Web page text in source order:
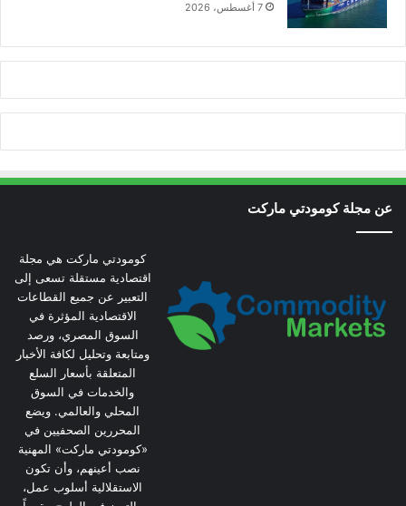
7 أغسطس، 2026
عن مجلة كومودتي ماركت
كومودتي ماركت هي مجلة
اقتصادية مستقلة تسعى إلى
التعبير عن جميع القطاعات
الاقتصادية المؤثرة في
السوق المصري، ورصد
ومتابعة وتحليل لكافة الأخبار
المتعلقة بأسعار السلع
والخدمات في السوق
المحلي والعالمي. ويضع
المحررين الصحفيين في
«كومودتي ماركت» المهنية
نصب أعينهم، وأن تكون
الاستقلالية أسلوب عمل،